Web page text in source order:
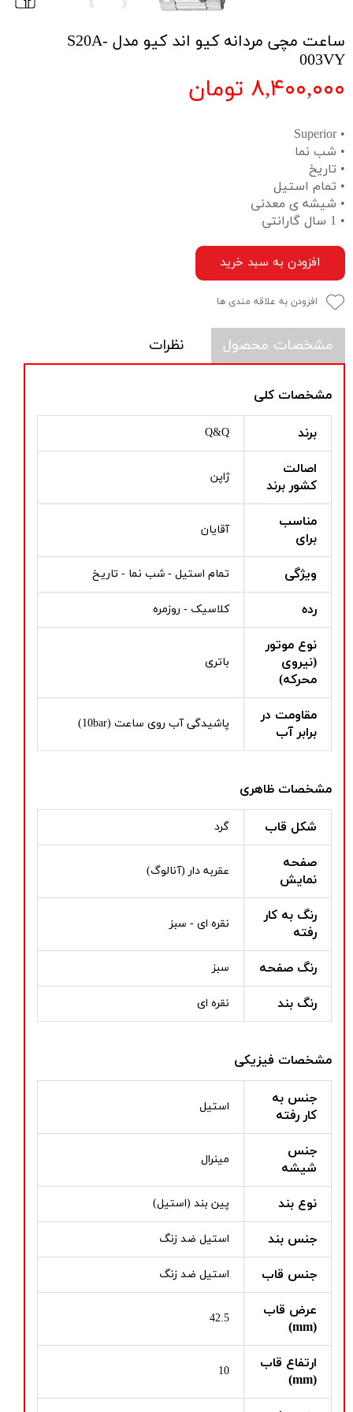
ساعت مچی مردانه کیو اند کیو مدل S20A-
003VY
۸,۴۰۰,۰۰۰ تومان
• Superior
• شب نما
• تاریخ
• تمام استیل
• شیشه ی معدنی
• 1 سال گارانتی
افزودن به سبد خرید
افزودن به علاقه مندی ها
مشخصات محصول نظرات
مشخصات کلی
برند Q&Q
اصالت
کشور برند
ژاپن
مناسب
برای
آقایان
ویژگی تمام استیل - شب نما - تاریخ
رده کلاسیک - روزمره
نوع موتور
(نیروی
محرکه)
باتری
مقاومت در
برابر آب
پاشیدگی آب روی ساعت (10bar)
مشخصات ظاهری
شکل قاب گرد
صفحه
نمایش
عقربه دار (آنالوگ)
رنگ به کار
رفته
نقره ای - سبز
رنگ صفحه سبز
رنگ بند نقره ای
مشخصات فیزیکی
جنس به
کار رفته
استیل
جنس
شیشه
مینرال
نوع بند پین بند (استیل)
جنس بند استیل ضد زنگ
جنس قاب استیل ضد زنگ
عرض قاب
(mm)
42.5
ارتفاع قاب
(mm)
10